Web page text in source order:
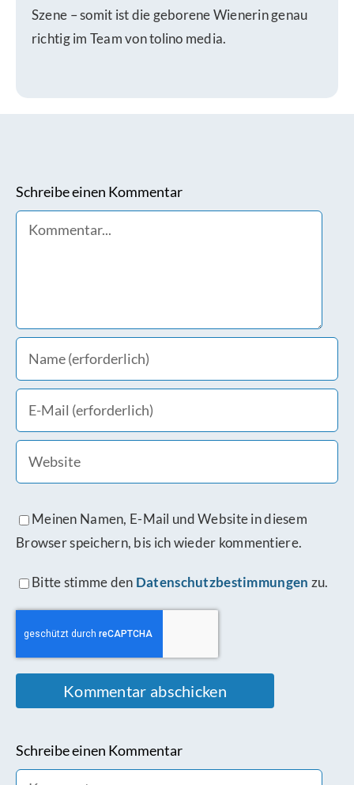
Szene – somit ist die geborene Wienerin genau
richtig im Team von tolino media.
Schreibe einen Kommentar
Comment
Meinen Namen, E-Mail und Website in diesem
Browser speichern, bis ich wieder kommentiere.
Bitte stimme den Datenschutzbestimmungen zu.
Schreibe einen Kommentar
Comment